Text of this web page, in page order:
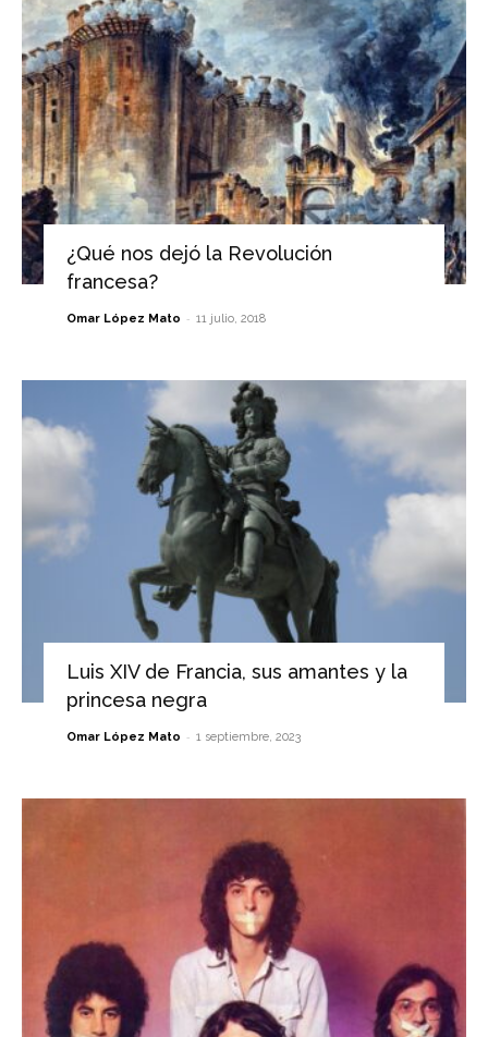
¿Qué nos dejó la Revolución
francesa?
Omar López Mato - 11 julio, 2018
Luis XIV de Francia, sus amantes y la
princesa negra
Omar López Mato - 1 septiembre, 2023